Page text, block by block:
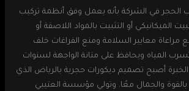
الحجر في الشركة بأنه يعمل وفق أنظمة تركيب
الميكانيكي أو التثبيت بالمواد اللاصقة أو
مراعاة معايير السلامة ومنع الفراغات خلف
المياه ويحافظ على متانة الواجهة لسنوات
أصبح تصميم ديكورات حجرية بالرياض الذي
والجمال معًا. وتولي مؤسسة العتيبي